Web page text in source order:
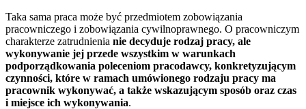
Taka sama praca może być przedmiotem zobowiązania
pracowniczego i zobowiązania cywilnoprawnego. O pracowniczym
charakterze zatrudnienia nie decyduje rodzaj pracy, ale
wykonywanie jej przede wszystkim w warunkach
podporządkowania poleceniom pracodawcy, konkretyzującym
czynności, które w ramach umówionego rodzaju pracy ma
pracownik wykonywać, a także wskazującym sposób oraz czas
i miejsce ich wykonywania.